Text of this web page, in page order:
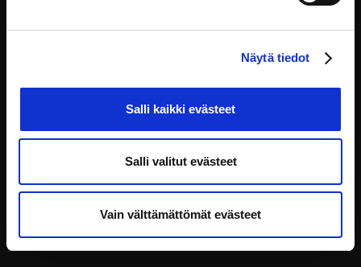
Näytä tiedot
Salli kaikki evästeet
Salli valitut evästeet
Vain välttämättömät evästeet
Yliopistonkatu 5, 00100 Helsinki
FAQ
Tillgänglighetsförklaring